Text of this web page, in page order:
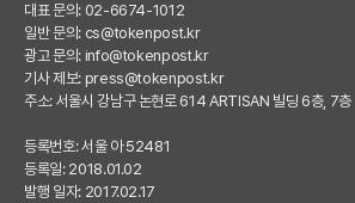
대표 문의: 02-6674-1012
일반 문의: cs@tokenpost.kr
광고 문의: info@tokenpost.kr
기사 제보: press@tokenpost.kr
주소: 서울시 강남구 논현로 614 ARTISAN 빌딩 6층, 7층
등록번호: 서울 아 52481
등록일: 2018.01.02
발행 일자: 2017.02.17